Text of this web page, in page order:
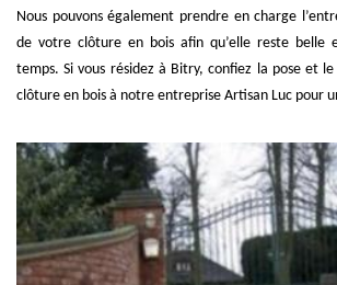
Nous pouvons également prendre en charge
de votre clôture en bois afin qu’elle reste belle
temps. Si vous résidez à Bitry, confiez la pose et
clôture en bois à notre entreprise Artisan Luc pour